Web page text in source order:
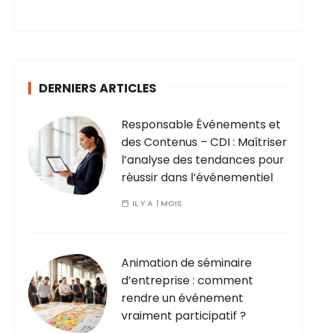
DERNIERS ARTICLES
Responsable Événements et
des Contenus – CDI : Maîtriser
l’analyse des tendances pour
réussir dans l’événementiel
IL Y A 1 MOIS
Animation de séminaire
d’entreprise : comment
rendre un événement
vraiment participatif ?